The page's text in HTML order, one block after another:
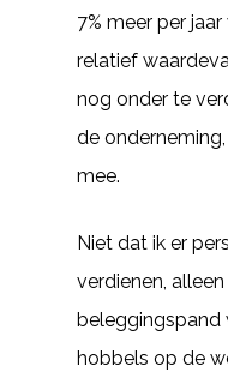
7% meer per
relatief
nog onder te
de
mee.
Niet dat ik er
verdienen,
beleggingspand
hobbels op de